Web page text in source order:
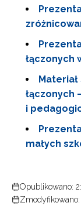
łączonych
łączonych
i
małych
Opublikowano: